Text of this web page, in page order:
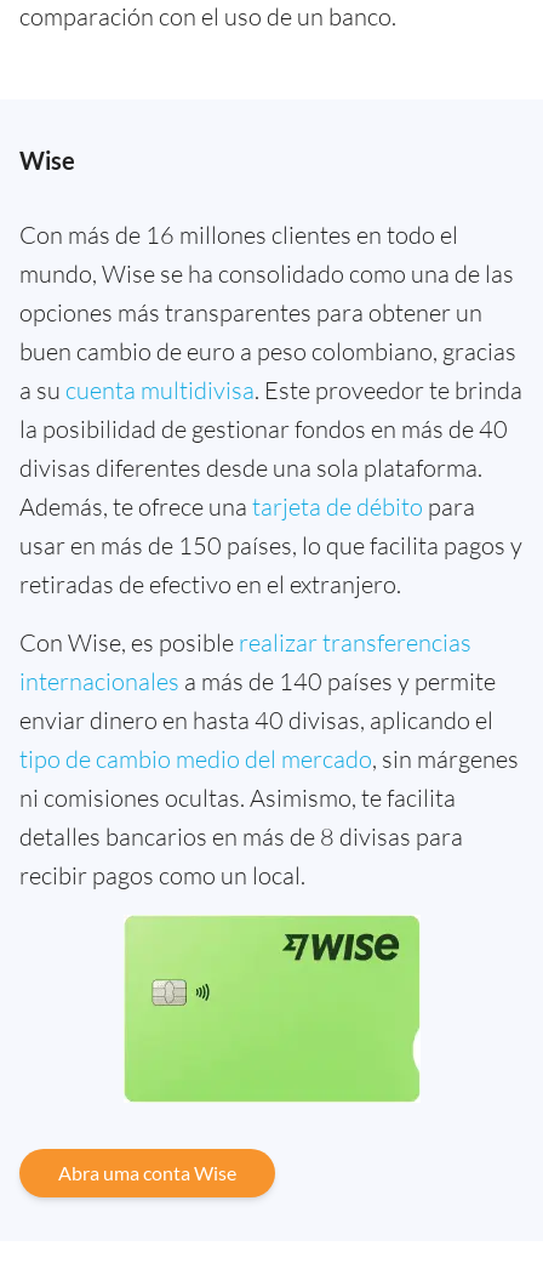
comparación con el uso de un banco.
Wise
Con más de 16 millones clientes en todo el
mundo, Wise se ha consolidado como una de las
opciones más transparentes para obtener un
buen cambio de euro a peso colombiano, gracias
a su cuenta multidivisa. Este proveedor te brinda
la posibilidad de gestionar fondos en más de 40
divisas diferentes desde una sola plataforma.
Además, te ofrece una tarjeta de débito para
usar en más de 150 países, lo que facilita pagos y
retiradas de efectivo en el extranjero.
Con Wise, es posible realizar transferencias
internacionales a más de 140 países y permite
enviar dinero en hasta 40 divisas, aplicando el
tipo de cambio medio del mercado, sin márgenes
ni comisiones ocultas. Asimismo, te facilita
detalles bancarios en más de 8 divisas para
recibir pagos como un local.
Abra uma conta Wise